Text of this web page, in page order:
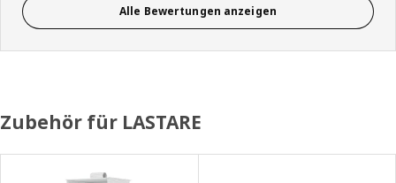
Alle Bewertungen anzeigen
Zubehör für LASTARE